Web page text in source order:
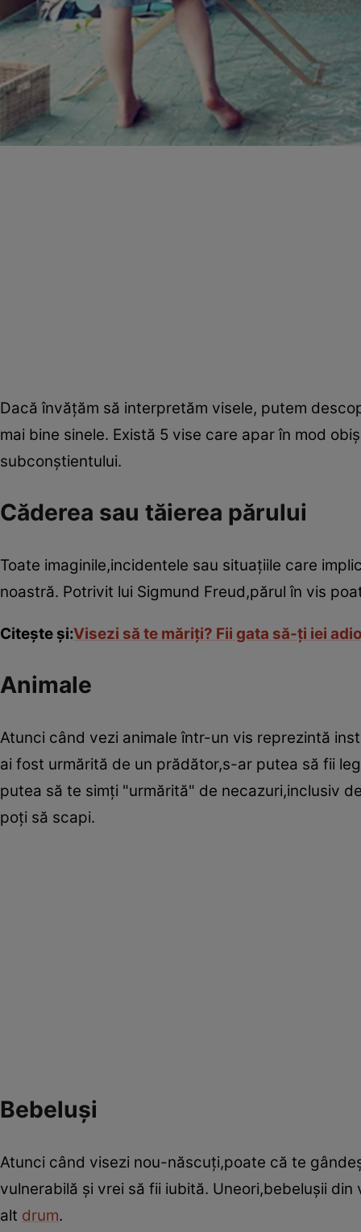
Dacă învăţăm să interpretăm visele, putem
mai bine sinele. Există 5 vise care apar în mod
subconştientului.
Căderea sau tăierea părului
Toate imaginile,incidentele sau situaţiile care
noastră. Potrivit lui Sigmund Freud,părul în vis
Citeşte şi:Visezi să te măriţi? Fii gata să-ţi iei
Animale
Atunci când vezi animale într-un vis reprezintă
ai fost urmărită de un prădător,s-ar putea să fii
putea să te simţi "urmărită" de necazuri,inclusiv
poţi să scapi.
Bebeluşi
Atunci când visezi nou-născuţi,poate că te
vulnerabilă şi vrei să fii iubită. Uneori,bebeluşii
alt drum.